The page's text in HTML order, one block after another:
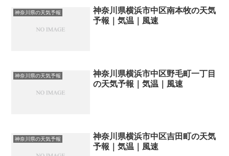
神奈川県の天気予報
神奈川県横浜市中区南本牧の天気
予報｜気温｜風速
神奈川県の天気予報
神奈川県横浜市中区野毛町一丁目
の天気予報｜気温｜風速
神奈川県の天気予報
神奈川県横浜市中区吉田町の天気
予報｜気温｜風速